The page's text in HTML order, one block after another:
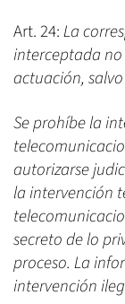
Art. 24:La
interceptada
actuación,
Se prohíbe la
autorizarse
la intervención
secreto de lo
proceso. La
intervención